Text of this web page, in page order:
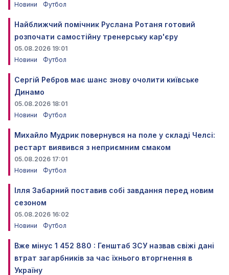
Новини
Футбол
Найближчий помічник Руслана Ротаня готовий
розпочати самостійну тренерську кар'єру
05.08.2026 19:01
Новини
Футбол
Сергій Ребров має шанс знову очолити київське
Динамо
05.08.2026 18:01
Новини
Футбол
Михайло Мудрик повернувся на поле у складі Челсі:
рестарт виявився з неприємним смаком
05.08.2026 17:01
Новини
Футбол
Ілля Забарний поставив собі завдання перед новим
сезоном
05.08.2026 16:02
Новини
Футбол
Вже мінус 1 452 880 : Генштаб ЗСУ назвав свіжі дані
втрат загарбників за час їхнього вторгнення в
Україну